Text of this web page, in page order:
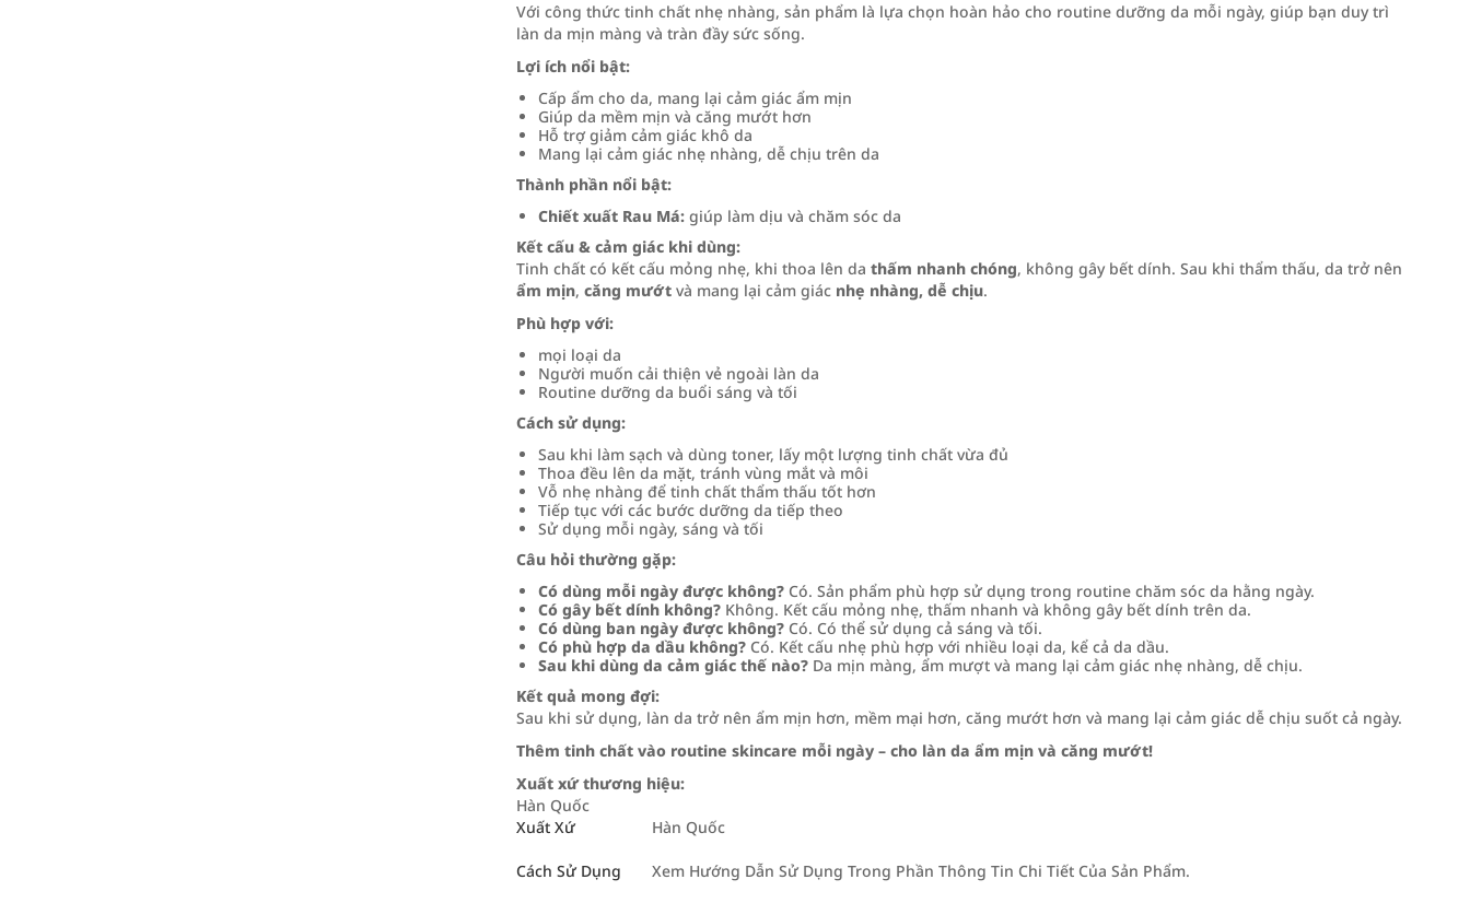
Với công thức tinh chất nhẹ nhàng, sản phẩm là lựa chọn hoàn hảo cho routine dưỡng da mỗi ngày, giúp bạn duy trì
làn da mịn màng và tràn đầy sức sống.
Lợi ích nổi bật:
Cấp ẩm cho da, mang lại cảm giác ẩm mịn
Giúp da mềm mịn và căng mướt hơn
Hỗ trợ giảm cảm giác khô da
Mang lại cảm giác nhẹ nhàng, dễ chịu trên da
Thành phần nổi bật:
Chiết xuất Rau Má: giúp làm dịu và chăm sóc da
Kết cấu & cảm giác khi dùng:
Tinh chất có kết cấu mỏng nhẹ, khi thoa lên da thấm nhanh chóng, không gây bết dính. Sau khi thẩm thấu, da trở nên
ẩm mịn, căng mướt và mang lại cảm giác nhẹ nhàng, dễ chịu.
Phù hợp với:
mọi loại da
Người muốn cải thiện vẻ ngoài làn da
Routine dưỡng da buổi sáng và tối
Cách sử dụng:
Sau khi làm sạch và dùng toner, lấy một lượng tinh chất vừa đủ
Thoa đều lên da mặt, tránh vùng mắt và môi
Vỗ nhẹ nhàng để tinh chất thẩm thấu tốt hơn
Tiếp tục với các bước dưỡng da tiếp theo
Sử dụng mỗi ngày, sáng và tối
Câu hỏi thường gặp:
Có dùng mỗi ngày được không? Có. Sản phẩm phù hợp sử dụng trong routine chăm sóc da hằng ngày.
Có gây bết dính không? Không. Kết cấu mỏng nhẹ, thấm nhanh và không gây bết dính trên da.
Có dùng ban ngày được không? Có. Có thể sử dụng cả sáng và tối.
Có phù hợp da dầu không? Có. Kết cấu nhẹ phù hợp với nhiều loại da, kể cả da dầu.
Sau khi dùng da cảm giác thế nào? Da mịn màng, ẩm mượt và mang lại cảm giác nhẹ nhàng, dễ chịu.
Kết quả mong đợi:
Sau khi sử dụng, làn da trở nên ẩm mịn hơn, mềm mại hơn, căng mướt hơn và mang lại cảm giác dễ chịu suốt cả ngày.
Thêm tinh chất vào routine skincare mỗi ngày – cho làn da ẩm mịn và căng mướt!
Xuất xứ thương hiệu:
Hàn Quốc
Xuất Xứ
Hàn Quốc
Cách Sử Dụng Xem Hướng Dẫn Sử Dụng Trong Phần Thông Tin Chi Tiết Của Sản Phẩm.